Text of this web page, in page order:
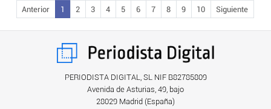
Anterior 1 2 3 4 5 6 7 8 9 10 Siguiente
PERIODISTA DIGITAL, SL NIF B82785809
Avenida de Asturias, 49, bajo
28029 Madrid (España)